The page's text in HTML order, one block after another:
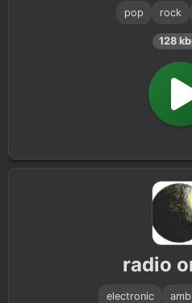
pop rock
128
radio
electronic